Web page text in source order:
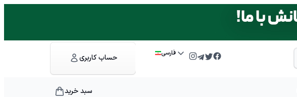
حساب کاربری فارسی
سبد خرید